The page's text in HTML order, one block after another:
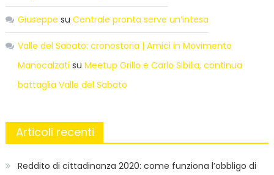
Giuseppe su Centrale pronta serve un’intesa
Valle del Sabato: cronostoria | Amici in Movimento
Manocalzati su Meetup Grillo e Carlo Sibilia, continua
battaglia Valle del Sabato
Articoli recenti
Reddito di cittadinanza 2020: come funziona l’obbligo di